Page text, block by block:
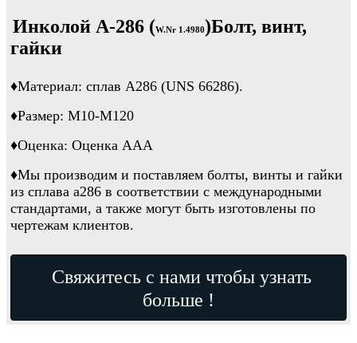
Инколой А-286 (W.Nr 1.4980)Болт, винт,
гайки
♦Материал: сплав A286 (UNS 66286).
♦Размер: М10-М120
♦Оценка: Оценка ААА
♦Мы производим и поставляем болты, винты и гайки
из сплава a286 в соответствии с международными
стандартами, а также могут быть изготовлены по
чертежам клиентов.
Свяжитесь с нами чтобы узнать
больше !